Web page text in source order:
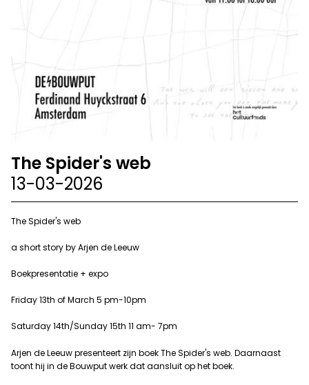
The Spider's web
13-03-2026
The Spider's web
a short story by Arjen de Leeuw
Boekpresentatie + expo
Friday 13th of March 5 pm-10pm
Saturday 14th/Sunday 15th 11 am- 7pm
Arjen de Leeuw presenteert zijn boek The Spider's web. Daarnaast
toont hij in de Bouwput werk dat aansluit op het boek.